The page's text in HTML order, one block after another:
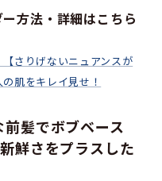
方法・詳細はこちら
さりげないニュアンスが
肌をキレイ見せ！
髪でボブベース
鮮さをプラスした